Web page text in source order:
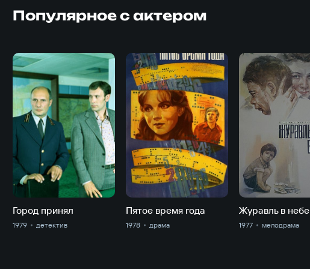
Популярное с актером
Город принял
1979 детектив
Пятое время года
1978 драма
Журавль в небе
1977 мелодрама